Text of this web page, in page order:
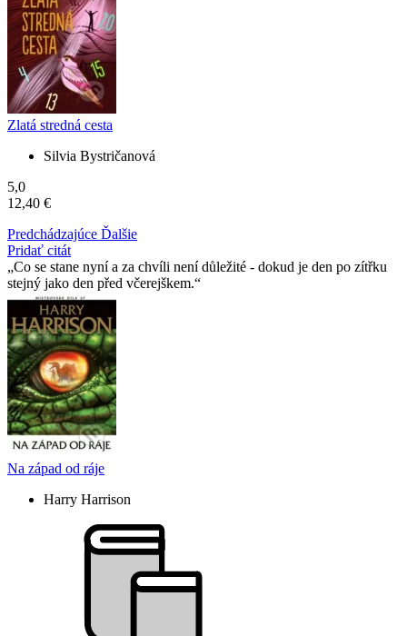
Zlatá stredná cesta
Silvia Bystričanová
5,0
12,40 €
Predchádzajúce Ďalšie
Pridať citát
Co se stane nyní a za chvíli není důležité - dokud je den po zítřku
stejný jako den před včerejškem.
Na západ od ráje
Harry Harrison